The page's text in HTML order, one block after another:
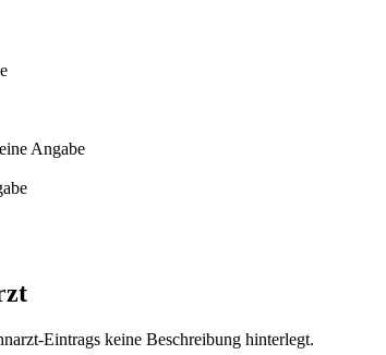
Angabe
Eintrags keine Beschreibung hinterlegt.